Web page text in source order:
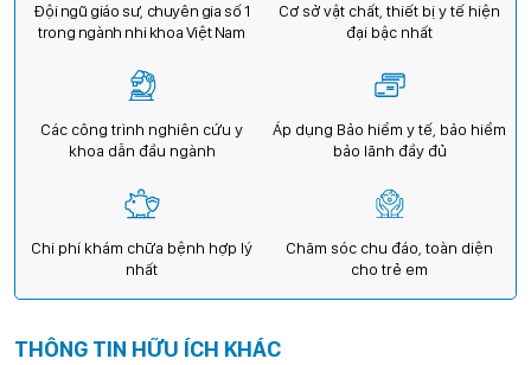
Đội ngũ giáo sư, chuyên gia số 1
trong ngành nhi khoa Việt Nam
Cơ sở vật chất, thiết bị y tế hiện
đại bậc nhất
Các công trình nghiên cứu y
khoa dẫn đầu ngành
Áp dụng Bảo hiểm y tế, bảo hiểm
bảo lãnh đầy đủ
Chi phí khám chữa bệnh hợp lý
nhất
Chăm sóc chu đáo, toàn diện
cho trẻ em
THÔNG TIN HỮU ÍCH KHÁC